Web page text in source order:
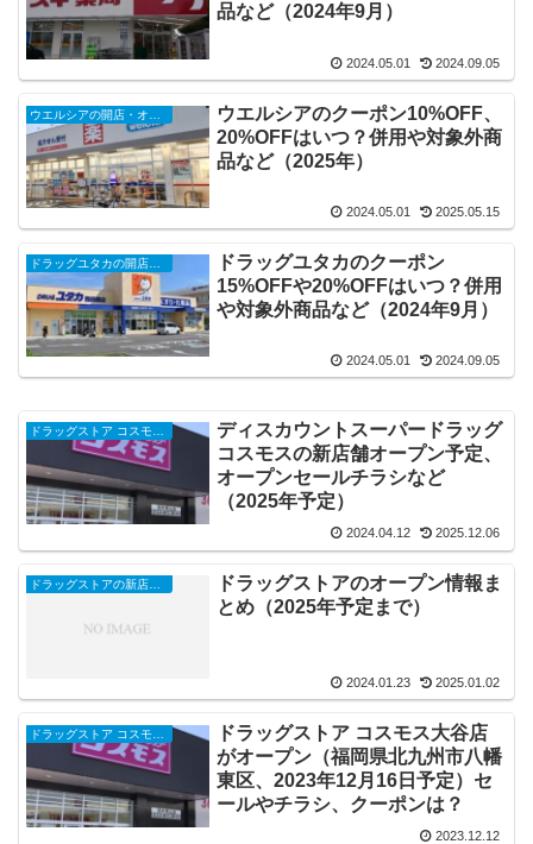
品など（2024年9月）
2024.05.01 2024.09.05
ウエルシアのクーポン10%OFF、
20%OFFはいつ？併用や対象外商
品など（2025年）
2024.05.01 2025.05.15
ドラッグユタカのクーポン
15%OFFや20%OFFはいつ？併用
や対象外商品など（2024年9月）
2024.05.01 2024.09.05
ドラッグストア コスモスの開店・オープンセール・閉店、チラシ、キャンペーンなど（2025年）
ディスカウントスーパードラッグ
コスモスの新店舗オープン予定、
オープンセールチラシなど
（2025年予定）
2024.04.12 2025.12.06
ドラッグストアの新店舗開店予定一覧・オープンセール・閉店、セールチラシなど（2025年）
ドラッグストアのオープン情報ま
とめ（2025年予定まで）
2024.01.23 2025.01.02
ドラッグストア コスモス大谷店
がオープン（福岡県北九州市八幡
東区、2023年12月16日予定）セ
ールやチラシ、クーポンは？
2023.12.12